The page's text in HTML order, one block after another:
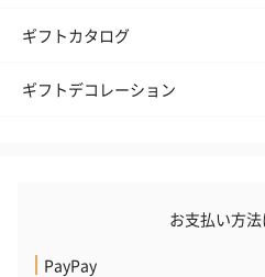
かき氷入浴剤4点セット
ハンドタオル・ハンカチ
の＋αにおすすめです。
ギフトカタログ
ギフトデコレーション
お支払い方
PayPay